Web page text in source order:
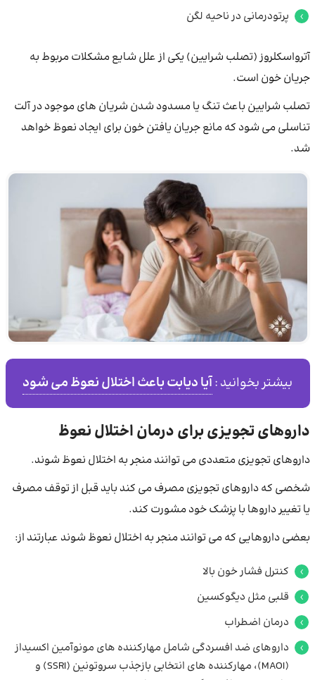
پرتودرمانی در ناحیه لگن
آترواسکلروز (تصلب شرایین) یکی از علل شایع مشکلات مربوط به
جریان خون است.
تصلب شرایین باعث تنگ یا مسدود شدن شریان های موجود در آلت
تناسلی می شود که مانع جریان یافتن خون برای ایجاد نعوظ خواهد
شد.
بیشتر بخوانید :آیا دیابت باعث اختلال نعوظ می شود
داروهای تجویزی برای درمان اختلال نعوظ
داروهای تجویزی متعددی می توانند منجر به اختلال نعوظ شوند.
شخصی که داروهای تجویزی مصرف می کند باید قبل از توقف مصرف
یا تغییر داروها با پزشک خود مشورت کند.
بعضی داروهایی که می توانند منجر به اختلال نعوظ شوند عبارتند از:
کنترل فشار خون بالا
قلبی مثل ديگوكسين
درمان اضطراب
داروهای ضد افسردگی شامل مهارکننده های مونوآمین اکسیداز
(MAOI)، مهارکننده های انتخابی بازجذب سروتونین (SSRI) و